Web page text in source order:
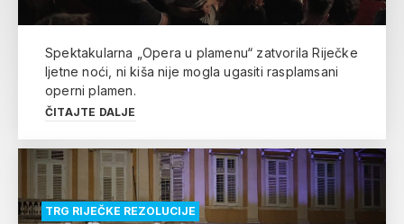
Spektakularna „Opera u plamenu“ zatvorila Riječke
ljetne noći, ni kiša nije mogla ugasiti rasplamsani
operni plamen.
ČITAJTE DALJE
TRG RIJEČKE REZOLUCIJE